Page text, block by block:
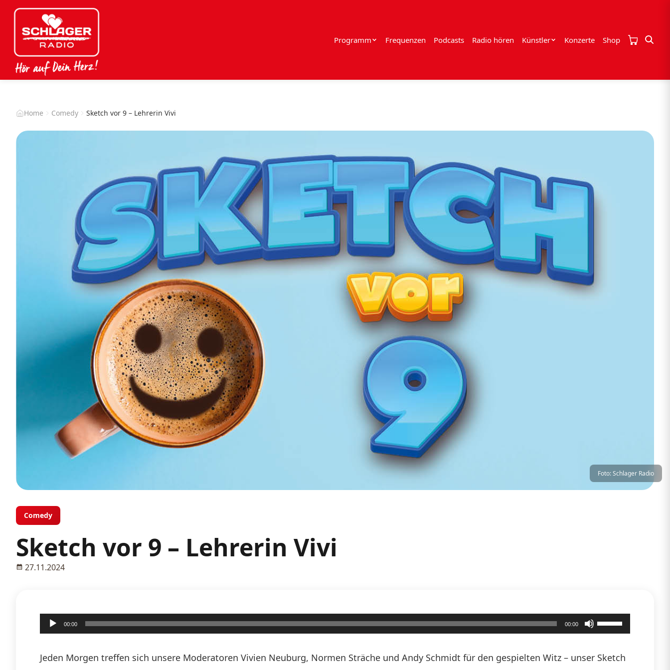
Programm Frequenzen Podcasts Radio hören Künstler Konzerte Shop
Home Comedy Sketch vor 9 – Lehrerin Vivi
Foto: Schlager Radio
Comedy
Sketch vor 9 – Lehrerin Vivi
27.11.2024
Audio-
Player
00:00 00:00
Pfeiltasten
benutzen,
Jeden Morgen treffen sich unsere Moderatoren Vivien Neuburg, Normen Sträche und Andy Schmidt für den gespielten Witz – unser Sketch